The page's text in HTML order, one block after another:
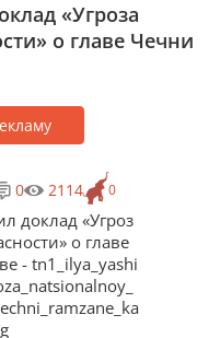
«Угроза
о главе Чечни
0
0 2114